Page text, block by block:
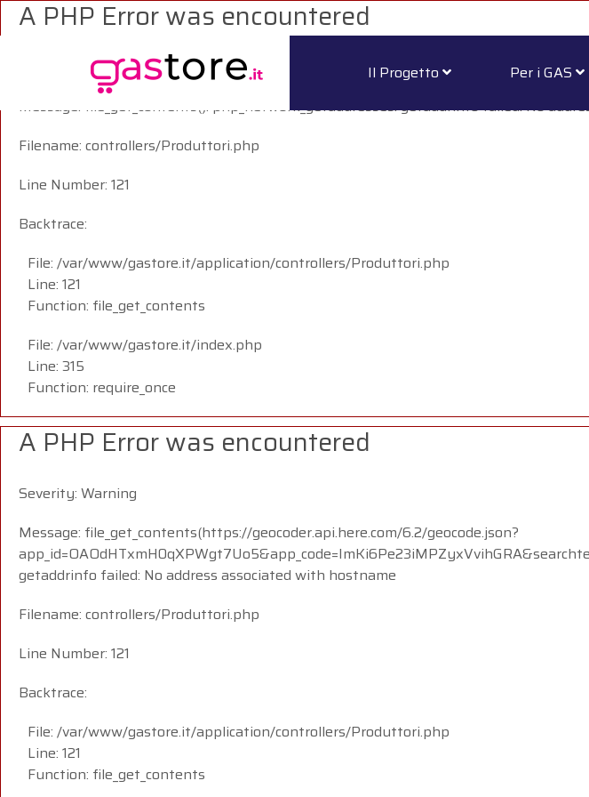
A PHP Error was encountered
Severity: Warning
Message: file_get_contents(): php_network_getaddresses: getaddrinfo failed: No
Filename: controllers/Produttori.php
Line Number: 121
Backtrace:
File: /var/www/gastore.it/application/controllers/Produttori.php
Line: 121
Function: file_get_contents
File: /var/www/gastore.it/index.php
Line: 315
Function: require_once
A PHP Error was encountered
Severity: Warning
Message: file_get_contents(https://geocoder.api.here.com/6.2/geocode.json?
getaddrinfo failed: No address associated with hostname
Filename: controllers/Produttori.php
Line Number: 121
Backtrace:
File: /var/www/gastore.it/application/controllers/Produttori.php
Line: 121
Function: file_get_contents
Il Progetto Per i GAS